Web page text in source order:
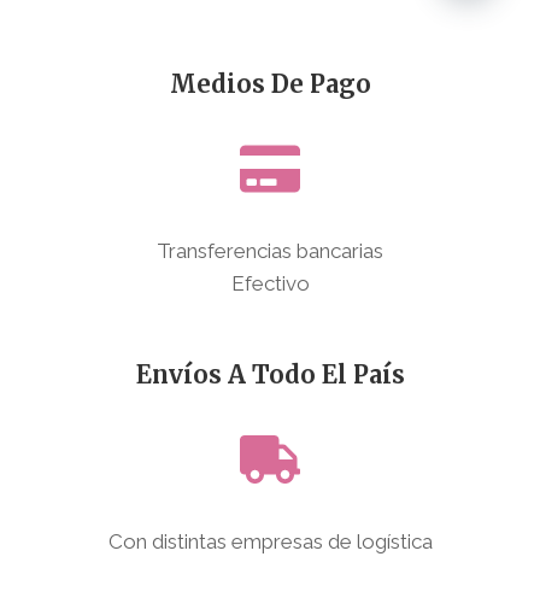
Medios De Pago
Transferencias bancarias
Efectivo
Envíos A Todo El País
Con distintas empresas de logística